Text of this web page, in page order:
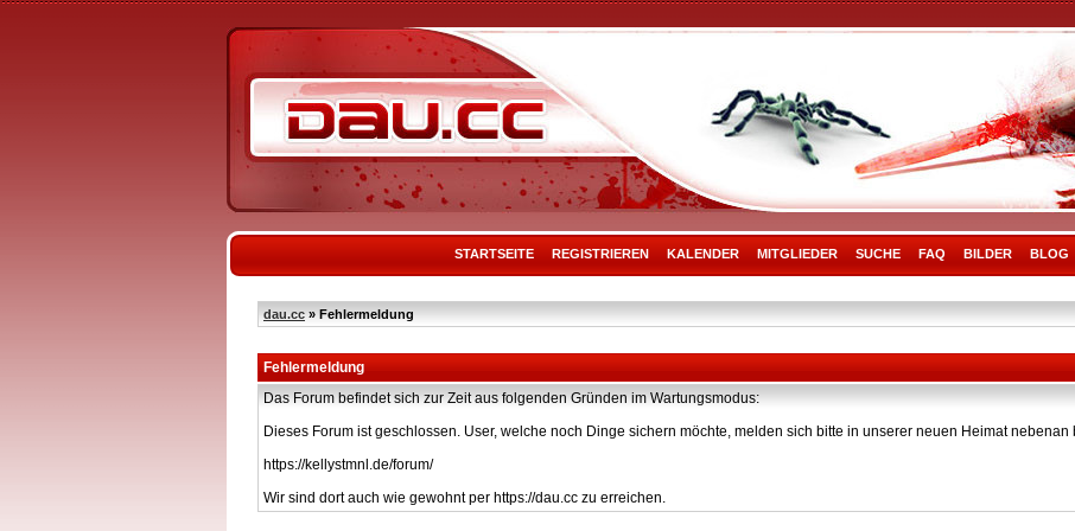
STARTSEITE REGISTRIEREN KALENDER MITGLIEDER SUCHE FAQ BILDER BLOG
dau.cc » Fehlermeldung
Fehlermeldung
Das Forum befindet sich zur Zeit aus folgenden Gründen im Wartungsmodus:
Dieses Forum ist geschlossen. User, welche noch Dinge sichern möchte, melden sich bitte in unserer neuen Heimat nebenan
https://kellystmnl.de/forum/
Wir sind dort auch wie gewohnt per https://dau.cc zu erreichen.